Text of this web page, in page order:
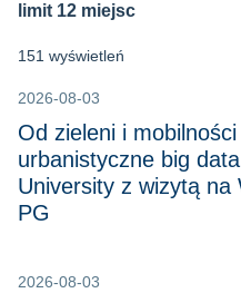
limit 12 miejsc
151 wyświetleń
2026-08-03
Od zieleni i
urbanistyczne big
University z wizytą na
PG
2026-08-03